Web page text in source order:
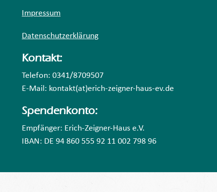
Impressum
Datenschutzerklärung
Kontakt:
Telefon: 0341/8709507
E-Mail: kontakt(at)erich-zeigner-haus-ev.de
Spendenkonto:
Empfänger: Erich-Zeigner-Haus e.V.
IBAN: DE 94 860 555 92 11 002 798 96